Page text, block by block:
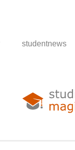
studentnews